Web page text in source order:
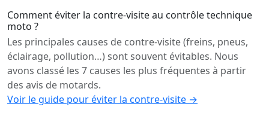
Comment éviter la contre-visite au contrôle technique
moto ?
Les principales causes de contre-visite (freins, pneus,
éclairage, pollution…) sont souvent évitables. Nous
avons classé les 7 causes les plus fréquentes à partir
des avis de motards.
Voir le guide pour éviter la contre-visite →